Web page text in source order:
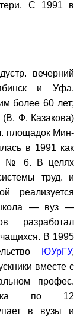
С 1991 в
вечерний
и Уфа.
более 60 лет;
Ф. Казакова)
площадок Мин-
в 1991 как
№ 6. В целях
труд. и
реализуется
— вуз —
разработал
В 1995
ЮУрГУ,
вместе с
профес.
по 12
в вузы и